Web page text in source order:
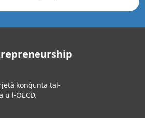
konġunta tal-
u l-OECD.